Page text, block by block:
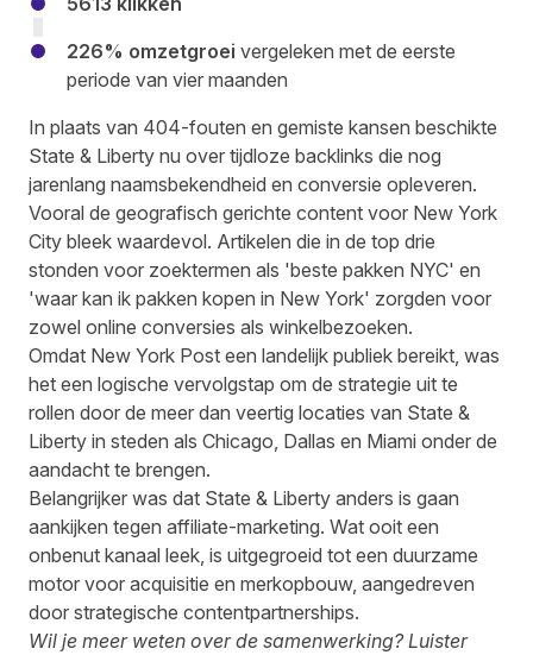
226% omzetgroei vergeleken met de eerste
periode van vier maanden
In plaats van 404-fouten en gemiste kansen beschikte
State & Liberty nu over tijdloze backlinks die nog
jarenlang naamsbekendheid en conversie opleveren.
Vooral de geografisch gerichte content voor New York
City bleek waardevol. Artikelen die in de top drie
stonden voor zoektermen als 'beste pakken NYC' en
'waar kan ik pakken kopen in New York' zorgden voor
zowel online conversies als winkelbezoeken.
Omdat New York Post een landelijk publiek bereikt, was
het een logische vervolgstap om de strategie uit te
rollen door de meer dan veertig locaties van State &
Liberty in steden als Chicago, Dallas en Miami onder de
aandacht te brengen.
Belangrijker was dat State & Liberty anders is gaan
aankijken tegen affiliate-marketing. Wat ooit een
onbenut kanaal leek, is uitgegroeid tot een duurzame
motor voor acquisitie en merkopbouw, aangedreven
door strategische contentpartnerships.
Wil je meer weten over de samenwerking?Luister